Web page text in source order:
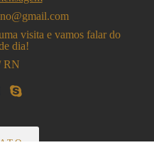
visita e vamos falar do
dia!
RN